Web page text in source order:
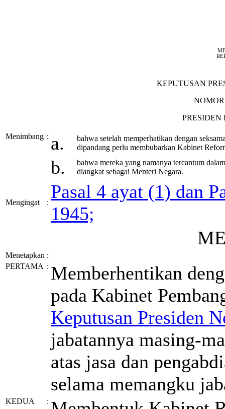
KEPUTUSAN
Menimbang : a.
bahwa setelah memperhatikan dengan
dipandang perlu membubarkan Kabinet
b.
bahwa mereka yang namanya tercantum
diangkat sebagai Menteri Negara.
Mengingat :
Pasal 4 ayat (1) dan
1945;
Menetapkan :
PERTAMA : Memberhentikan
pada Kabinet
Keputusan Presiden
jabatannya masing-
atas jasa dan
selama memangku
KEDUA :